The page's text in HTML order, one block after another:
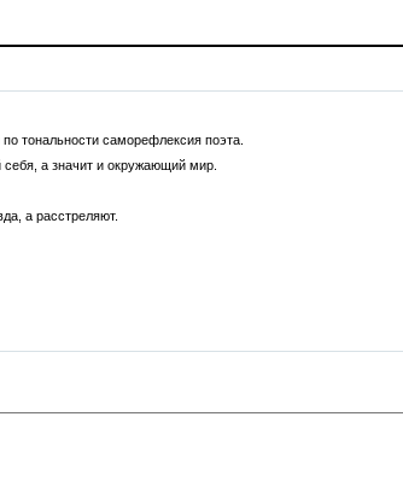
тональности саморефлексия поэта.
а значит и окружающий мир.
а расстреляют.